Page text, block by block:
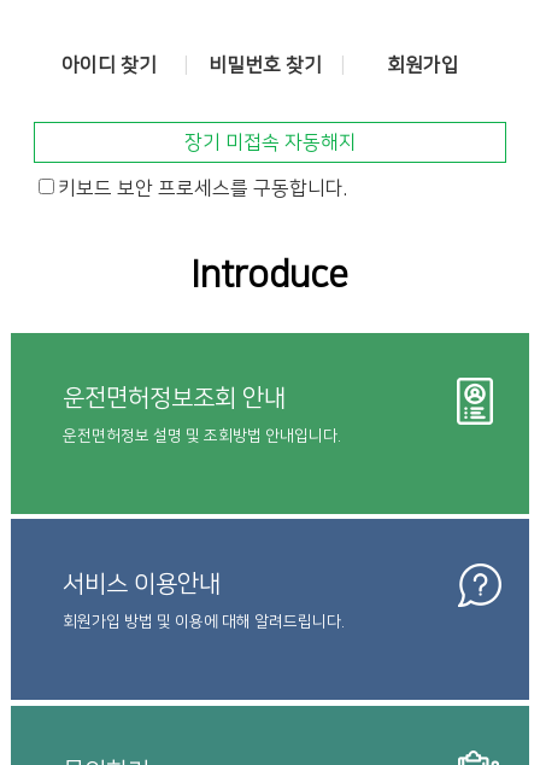
아이디 찾기 비밀번호 찾기 회원가입
장기 미접속 자동해지
키보드 보안 프로세스를 구동합니다.
Introduce
운전면허정보조회 안내
운전면허정보 설명 및 조회방법 안내입니다.
서비스 이용안내
회원가입 방법 및 이용에 대해 알려드립니다.